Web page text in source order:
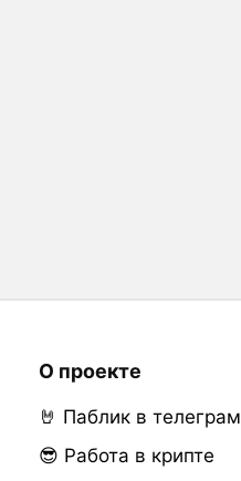
О проекте
🤘 Паблик в телеграм
😎 Работа в крипте